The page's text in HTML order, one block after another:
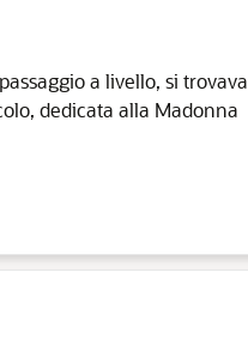
a livello, si trovava
dedicata alla Madonna